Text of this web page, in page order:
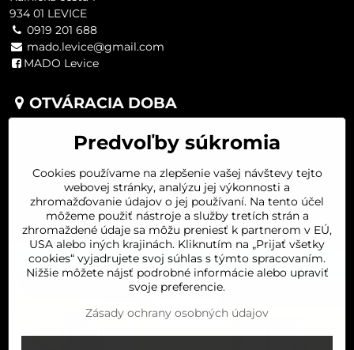
934 01 LEVICE
0919 201 688
mado.levice@gmail.com
MADO Levice
OTVÁRACIA DOBA
UTOROK 8:00-16:00
ŠTVRTOK 8:00-16:00
PIATOK 8:00-16:00
SOBOTA 8:00-11:30
Predvoľby súkromia
Cookies používame na zlepšenie vašej návštevy tejto
webovej stránky, analýzu jej výkonnosti a
zhromažďovanie údajov o jej používaní. Na tento účel
môžeme použiť nástroje a služby tretích strán a
zhromaždené údaje sa môžu preniesť k partnerom v EÚ,
USA alebo iných krajinách. Kliknutím na „Prijať všetky
cookies“ vyjadrujete svoj súhlas s týmto spracovaním.
Nižšie môžete nájsť podrobné informácie alebo upraviť
svoje preferencie.
Zásady ochrany osobných údajov